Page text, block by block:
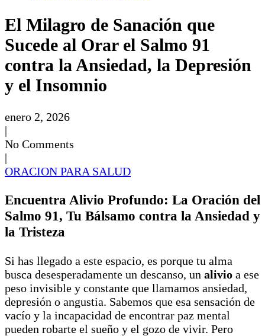
El Milagro de Sanación que
Sucede al Orar el Salmo 91
contra la Ansiedad, la Depresión
y el Insomnio
enero 2, 2026
|
No Comments
|
ORACION PARA SALUD
Encuentra Alivio Profundo: La Oración del
Salmo 91, Tu Bálsamo contra la Ansiedad y
la Tristeza
Si has llegado a este espacio, es porque tu alma
busca desesperadamente un descanso, un alivio a ese
peso invisible y constante que llamamos ansiedad,
depresión o angustia. Sabemos que esa sensación de
vacío y la incapacidad de encontrar paz mental
pueden robarte el sueño y el gozo de vivir. Pero